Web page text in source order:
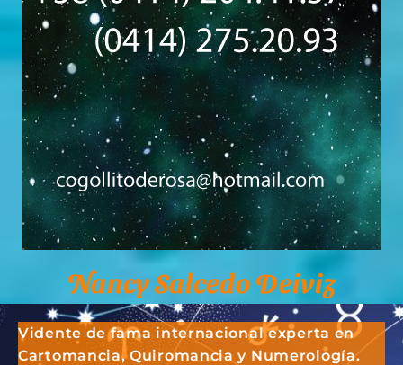
Nancy Salcedo Deiviz
Vidente de fama internacional experta en
Cartomancia, Quiromancia y Numerología.